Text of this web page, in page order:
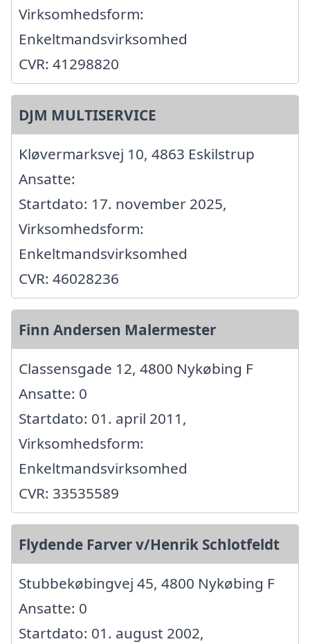
Virksomhedsform:
Enkeltmandsvirksomhed
CVR: 41298820
DJM MULTISERVICE
Kløvermarksvej 10, 4863 Eskilstrup
Ansatte:
Startdato: 17. november 2025,
Virksomhedsform:
Enkeltmandsvirksomhed
CVR: 46028236
Finn Andersen Malermester
Classensgade 12, 4800 Nykøbing F
Ansatte: 0
Startdato: 01. april 2011,
Virksomhedsform:
Enkeltmandsvirksomhed
CVR: 33535589
Flydende Farver v/Henrik Schlotfeldt
Stubbekøbingvej 45, 4800 Nykøbing F
Ansatte: 0
Startdato: 01. august 2002,